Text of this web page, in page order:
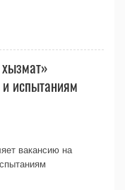
испытаниям
вакансию на